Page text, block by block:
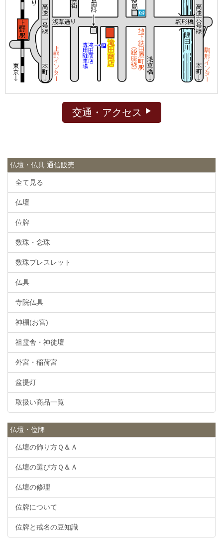
交通・アクセス
仏壇・仏具 通信販売
全て見る
仏壇
位牌
数珠・念珠
数珠ブレスレット
仏具
寺院仏具
神棚(お宮)
祖霊舎・神徒壇
外宮・稲荷宮
盆提灯
取扱い商品一覧
仏壇・位牌
仏壇の飾り方Ｑ＆Ａ
仏壇の選び方Ｑ＆Ａ
仏壇の修理
位牌について
位牌と戒名の豆知識